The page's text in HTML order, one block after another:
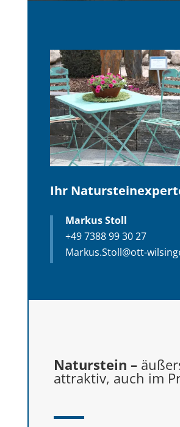
Ihr
Markus Stoll
+49 7388 99 30 27
Markus.Stoll@ott-
Naturstein –
attraktiv, auch im